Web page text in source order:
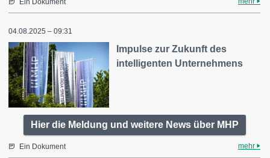
Ein Dokument
04.08.2025 – 09:31
Impulse zur Zukunft des
intelligenten Unternehmens
Hier die Meldung und weitere News über MHP
Ein Dokument mehr